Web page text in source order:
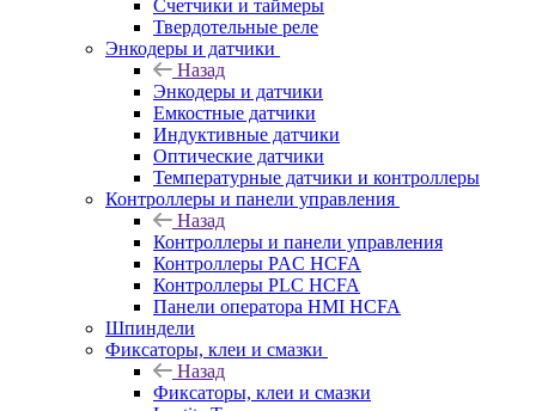
Счетчики и таймеры
Твердотельные реле
Энкодеры и датчики
Назад
Энкодеры и датчики
Емкостные датчики
Индуктивные датчики
Оптические датчики
Температурные датчики и контроллеры
Контроллеры и панели управления
Назад
Контроллеры и панели управления
Контроллеры PAC HCFA
Контроллеры PLC HCFA
Панели оператора HMI HCFA
Шпиндели
Фиксаторы, клеи и смазки
Назад
Фиксаторы, клеи и смазки